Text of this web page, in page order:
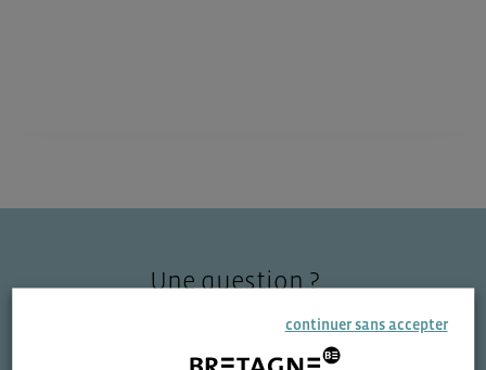
Une question ?
VOS CONTACTScontinuer sans accepter